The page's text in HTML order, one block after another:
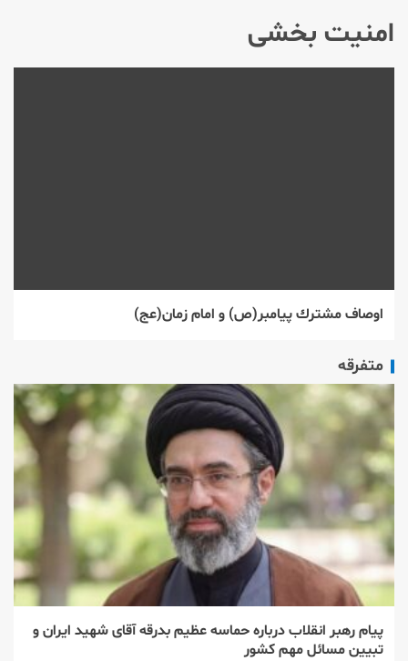
امنیت بخشی
اوصاف مشترك پیامبر(ص) و امام زمان(عج)
متفرقه
پیام رهبر انقلاب درباره حماسه عظیم بدرقه آقای شهید ایران و
تبیین مسائل مهم کشور